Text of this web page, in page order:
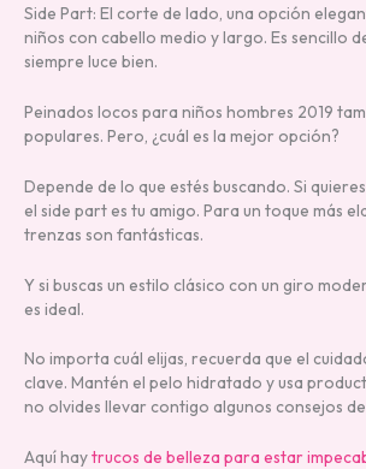
Side Part: El corte de lado, una opción
niños con cabello medio y largo. Es sencillo
siempre luce bien.
Peinados locos para niños hombres 2019
populares. Pero, ¿cuál es la mejor opción?
Depende de lo que estés buscando. Si
el side part es tu amigo. Para un toque más
trenzas son fantásticas.
Y si buscas un estilo clásico con un giro
es ideal.
No importa cuál elijas, recuerda que el
clave. Mantén el pelo hidratado y usa
no olvides llevar contigo algunos consejos
Aquí haytrucos de belleza para estar